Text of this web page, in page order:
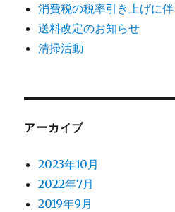
消費税の税率引き上げに
送料改定のお知らせ
清掃活動
アーカイブ
2023年10月
2022年7月
2019年9月